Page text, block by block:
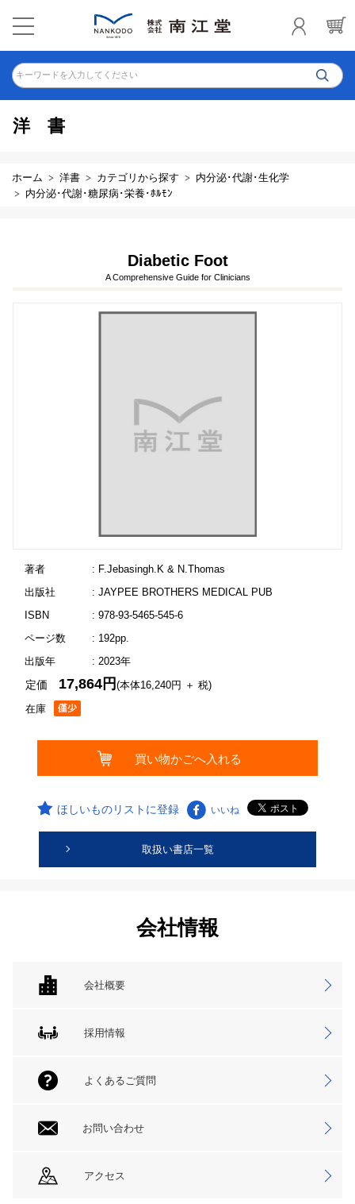
キーワードを入力してください
洋書
ホーム 洋書 カテゴリから探す
内分泌･代謝･生化学
内分泌･代謝･糖尿病･栄養･ﾎﾙﾓﾝ
Diabetic Foot
A Comprehensive Guide for Clinicians
著者
: F.Jebasingh.K & N.Thomas
出版社
: JAYPEE BROTHERS MEDICAL PUB
ISBN
: 978-93-5465-545-6
ページ数
: 192pp.
出版年
: 2023年
在庫
定価 17,864円(本体16,240円 ＋ 税)
ほしいものリストに登録 いいね
取扱い書店一覧
会社情報
会社概要
採用情報
よくあるご質問
お問い合わせ
アクセス